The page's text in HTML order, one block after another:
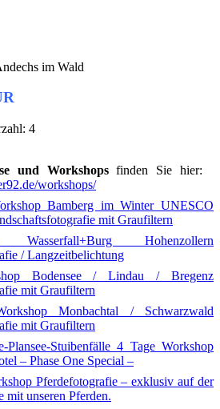
4
und Workshopsfinden Sie hier:
workshops/
Bamberg im Winter UNESCO
mit Graufiltern
Wasserfall+Burg Hohenzollern
/ Langzeitbelichtung
Bodensee / Lindau / Bregenz
mit Graufiltern
Monbachtal / Schwarzwald
mit Graufiltern
Plansee-Stuibenfälle 4 Tage Workshop
– Phase One Special –
Pferdefotografie – exklusiv auf der
mit unseren Pferden.